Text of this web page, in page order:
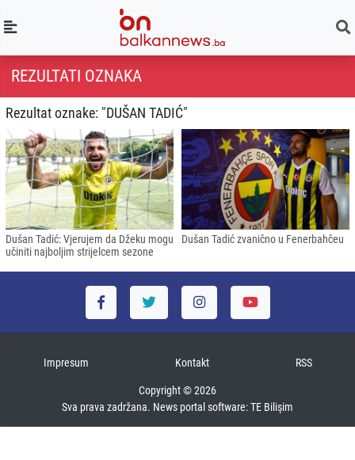
REZULTATI OZNAKA
Rezultat oznake: "DUŠAN TADIĆ"
Dušan Tadić: Vjerujem da Džeku mogu
učiniti najboljim strijelcem sezone
Dušan Tadić zvanično u Fenerbahčeu
Impresum Kontakt RSS
Copyright © 2026
Sva prava zadržana. News portal software:TE Bilişim